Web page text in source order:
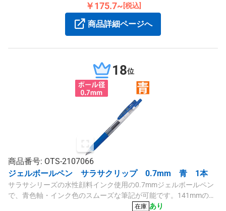
￥175.7~ [税込]
商品詳細ページへ
18位
商品番号: OTS-2107066
ジェルボールペン サラサクリップ 0.7mm 青 1本
サラサシリーズの水性顔料インク使用の0.7mmジェルボールペン
で、青色軸・インク色のスムーズな筆記が可能です。141mmのコ
ンパクト設計で使いやすく、替芯対応も便利です。
在庫 あり